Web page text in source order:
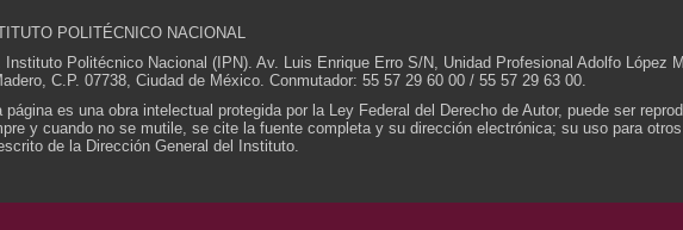
POLITÉCNICO NACIONAL
Instituto Politécnico Nacional (IPN). Av. Luis Enrique Erro S/N, Unidad Profesional Adolfo López
C.P. 07738, Ciudad de México. Conmutador: 55 57 29 60 00 / 55 57 29 63 00.
página es una obra intelectual protegida por la Ley Federal del Derecho de Autor, puede ser
y cuando no se mutile, se cite la fuente completa y su dirección electrónica; su uso para
de la Dirección General del Instituto.